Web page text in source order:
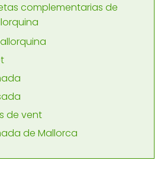
complementarias de
de vent
de Mallorca